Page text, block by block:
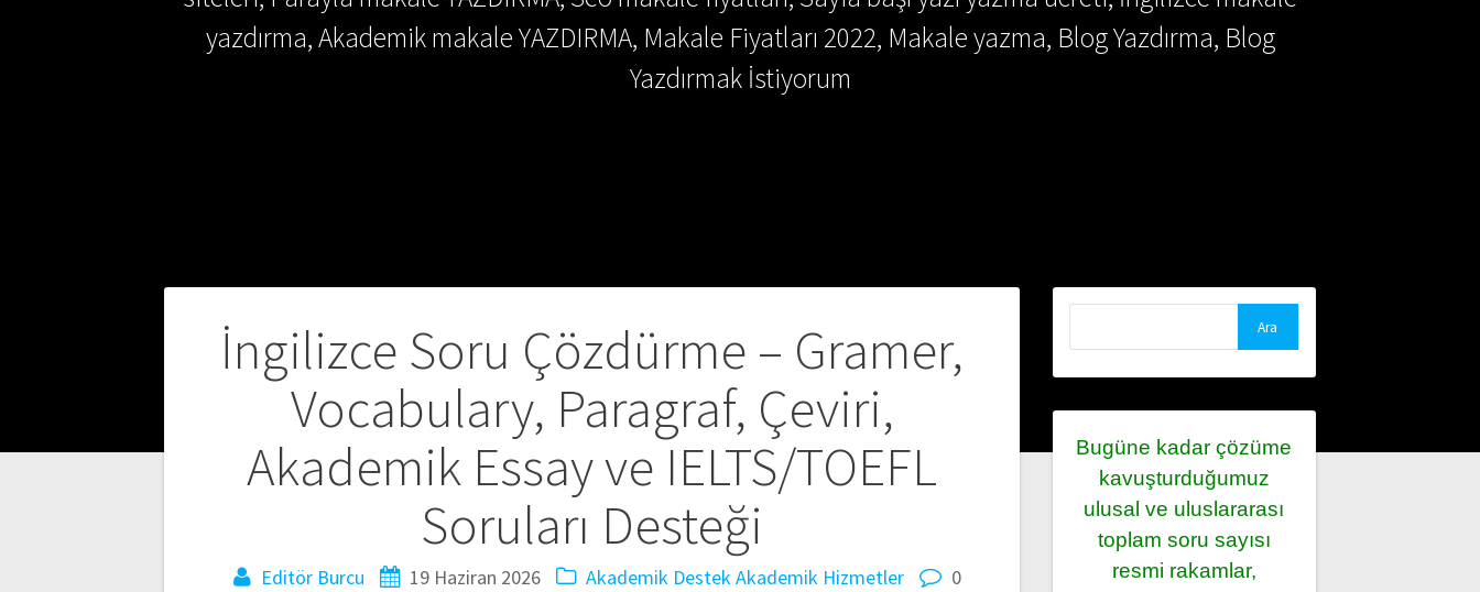
yazdırma, Akademik makale YAZDIRMA, Makale Fiyatları 2022, Makale yazma, Blog Yazdırma, Blog
Yazdırmak İstiyorum
İngilizce Soru Çözdürme – Gramer,
Vocabulary, Paragraf, Çeviri,
Akademik Essay ve IELTS/TOEFL
Soruları Desteği
Editör Burcu 19 Haziran 2026 Akademik DestekAkademik Hizmetler 0
Yazı
gezinmesi
Bugüne kadar çözüme
kavuşturduğumuz
ulusal ve uluslararası
toplam soru sayısı
resmi rakamlar,